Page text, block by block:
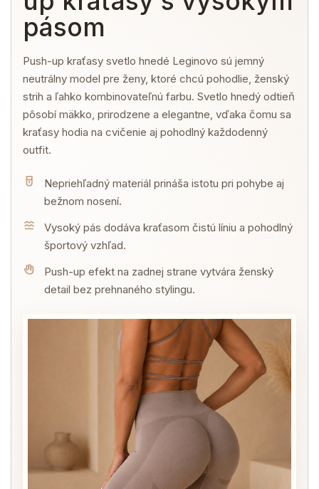
pásom
Push-up kraťasy svetlo hnedé Leginovo sú jemný
neutrálny model pre ženy, ktoré chcú pohodlie, ženský
strih a ľahko kombinovateľnú farbu. Svetlo hnedý odtieň
pôsobí mäkko, prirodzene a elegantne, vďaka čomu sa
kraťasy hodia na cvičenie aj pohodlný každodenný
outfit.
Nepriehľadný materiál prináša istotu pri pohybe aj
bežnom nosení.
Vysoký pás dodáva kraťasom čistú líniu a pohodlný
športový vzhľad.
Push-up efekt na zadnej strane vytvára ženský
detail bez prehnaného stylingu.